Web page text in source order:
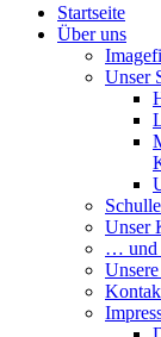
Startseite
Über uns
Unser
Unser
… und